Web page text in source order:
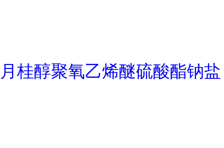
月桂醇聚氧乙烯醚硫酸酯钠盐